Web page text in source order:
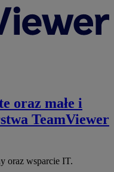
oraz małe i
TeamViewer
oraz wsparcie IT.